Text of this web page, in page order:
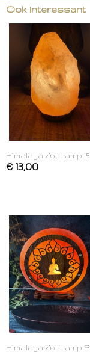
Ook interessant
Himalaya Zoutlamp
€ 13,00
Himalaya Zoutlamp